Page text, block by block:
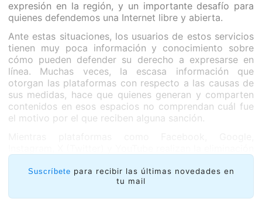
expresión en la región, y un importante desafío para
quienes defendemos una Internet libre y abierta.
Ante estas situaciones, los usuarios de estos servicios
tienen muy poca información y conocimiento sobre
cómo pueden defender su derecho a expresarse en
línea. Muchas veces, la escasa información que
otorgan las plataformas con respecto a las causas de
sus medidas, hace que quienes generan y comparten
contenidos en esos espacios no comprendan cuál fue
el motivo por el que reciben alguna sanción.
o desindexación de contenidos que consideran que no
cumplen con sus normas comunitarias o con
regulaciones de copyright, APELATRÓN cumple un rol
fundamental para orientar a los usuarios de redes
Suscríbete para recibir las últimas novedades en
tu mail